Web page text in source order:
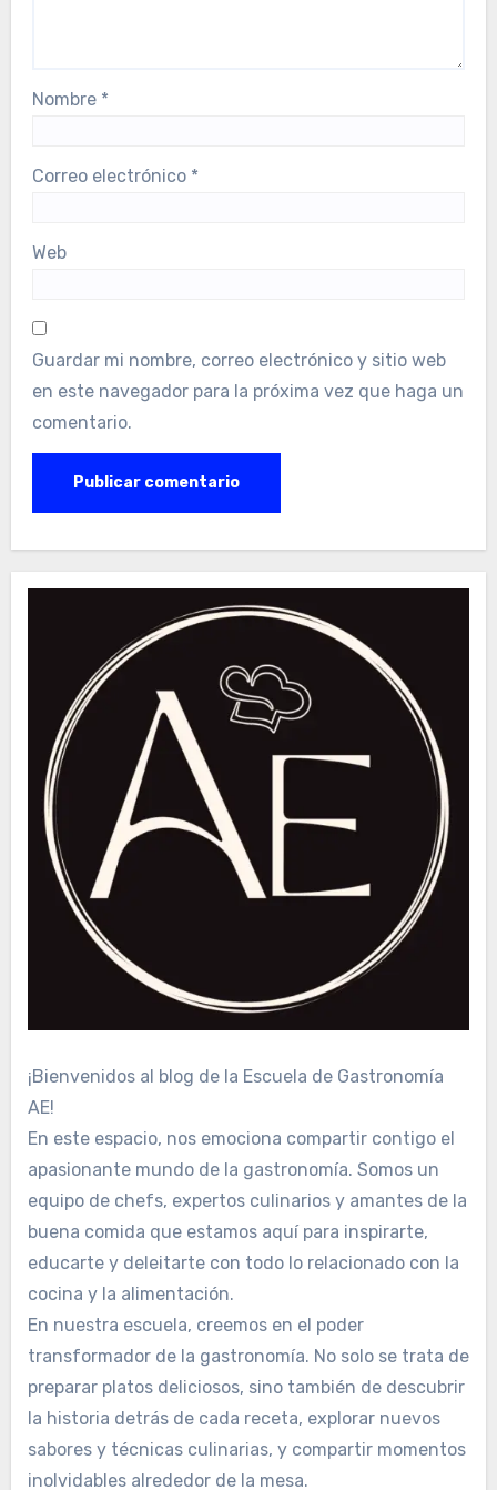
Nombre *
Correo electrónico *
Web
Guardar mi nombre, correo electrónico y sitio web
en este navegador para la próxima vez que haga un
comentario.
¡Bienvenidos al blog de la Escuela de Gastronomía
AE!
En este espacio, nos emociona compartir contigo el
apasionante mundo de la gastronomía. Somos un
equipo de chefs, expertos culinarios y amantes de la
buena comida que estamos aquí para inspirarte,
educarte y deleitarte con todo lo relacionado con la
cocina y la alimentación.
En nuestra escuela, creemos en el poder
transformador de la gastronomía. No solo se trata de
preparar platos deliciosos, sino también de descubrir
la historia detrás de cada receta, explorar nuevos
sabores y técnicas culinarias, y compartir momentos
inolvidables alrededor de la mesa.